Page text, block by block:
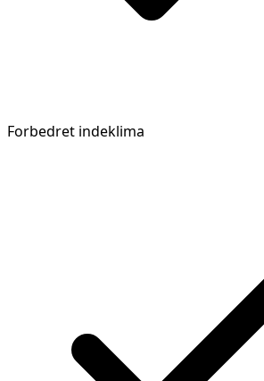
Forbedret indeklima